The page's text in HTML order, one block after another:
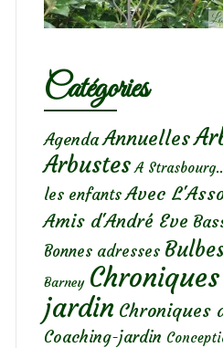
Catégories
Agenda Annuelles
Arbustes A
les enfants Avec
Amis d'André Eve
Bonnes adresses
Barney
jardin Chroniques
Coaching-jardin